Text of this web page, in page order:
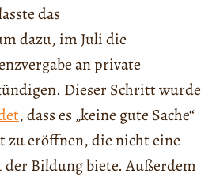
das
dazu, im Juli die
an private
Dieser Schritt wurde
, dass es „keine gute Sache“
zu eröffnen, die nicht eine
Bildung biete. Außerdem